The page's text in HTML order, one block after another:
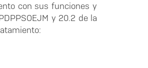
con sus funciones y
y 20.2 de la